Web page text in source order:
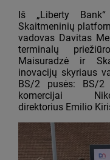
Iš „Liberty
Skaitmeninių
vadovas Davitas
terminalų
Maisuradzė ir
inovacijų skyriaus
BS/2 pusės: BS/2
komercijai
direktorius Emilio